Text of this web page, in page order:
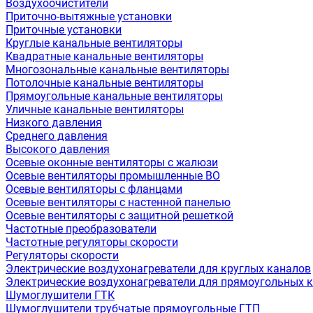
Воздухоочистители
Приточно-вытяжные установки
Приточные установки
Круглые канальные вентиляторы
Квадратные канальные вентиляторы
Многозональные канальные вентиляторы
Потолочные канальные вентиляторы
Прямоугольные канальные вентиляторы
Уличные канальные вентиляторы
Низкого давления
Среднего давления
Высокого давления
Осевые оконные вентиляторы с жалюзи
Осевые вентиляторы промышленные ВО
Осевые вентиляторы с фланцами
Осевые вентиляторы с настенной панелью
Осевые вентиляторы с защитной решеткой
Частотные преобразователи
Частотные регуляторы скорости
Регуляторы скорости
Электрические воздухонагреватели для круглых каналов
Электрические воздухонагреватели для прямоугольных
Шумоглушители ГТК
Шумоглушители трубчатые прямоугольные ГТП